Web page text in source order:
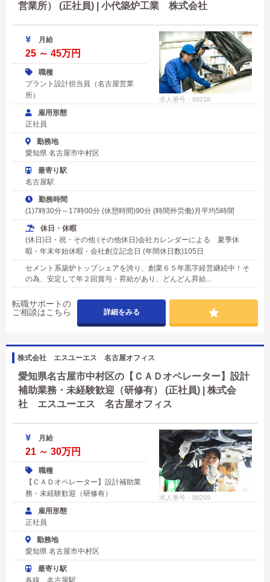
営業所） (正社員) | 小代築炉工業 株式会社
求人番号：89218
月給
25 ～ 45万円
職種
プラント設計担当員（名古屋営業
所）
雇用形態
正社員
勤務地
愛知県 名古屋市中村区
最寄り駅
名古屋駅
勤務時間
(1)7時30分～17時00分 (休憩時間)90分 (時間外労働)月平均5時間
休日・休暇
(休日)日・祝・その他 (その他休日)会社カレンダーによる 夏季休
暇・年末年始休暇・会社創立記念日 (年間休日数)105日
セメント系築炉トップシェアを誇り、創業６５年黒字経営継続中！そ
の為、安定して年２回賞与・昇給があり、どんどん昇給...
転職サポートの
ご相談はこちら
詳細をみる
株式会社 エスユーエス 名古屋オフィス
愛知県名古屋市中村区の【ＣＡＤオペレーター】設計
補助業務・未経験歓迎（研修有） (正社員) | 株式会
社 エスユーエス 名古屋オフィス
求人番号：88269
月給
21 ～ 30万円
職種
【ＣＡＤオペレーター】設計補助業
務・未経験歓迎（研修有）
雇用形態
正社員
勤務地
愛知県 名古屋市中村区
最寄り駅
各線 名古屋駅